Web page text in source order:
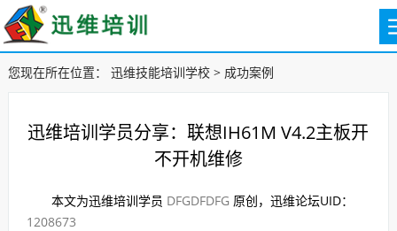
您现在所在位置： 迅维技能培训学校> 成功案例
迅维培训学员分享：联想IH61M V4.2主板开
不开机维修
本文为迅维培训学员 DFGDFDFG 原创，迅维论坛UID：
1208673